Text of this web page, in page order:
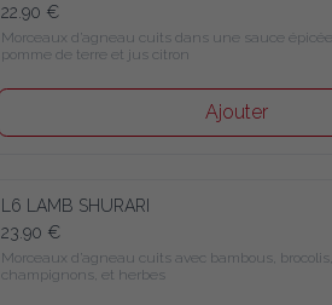
22.90 €
Morceaux d’agneau cuits dans une sauce épicée, pomme de
terre et jus citron
Ajouter
L6 LAMB SHURARI
23.90 €
Morceaux d’agneau cuits avec bambous, brocolis,
champignons, et herbes